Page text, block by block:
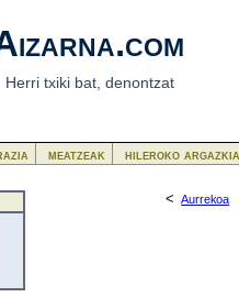
Herri txiki bat, denontzat
<Aurrekoa
meatzeak hileroko